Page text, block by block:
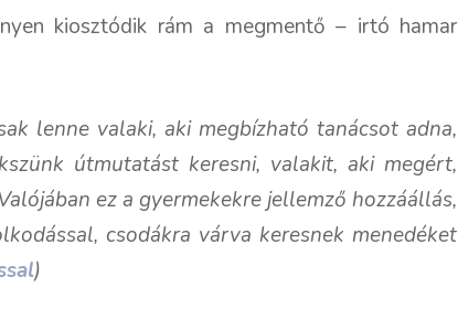
kiosztódik rám a megmentő – irtó hamar
lenne valaki, aki megbízható tanácsot adna,
útmutatást keresni, valakit, aki megért,
ez a gyermekekre jellemző hozzáállás,
csodákra várva keresnek menedéket
)